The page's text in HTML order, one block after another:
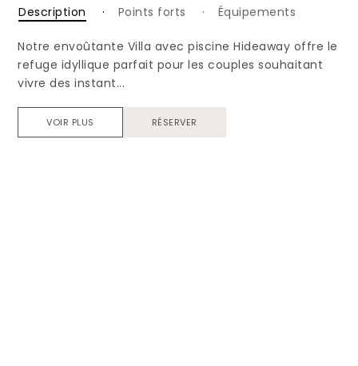
Description Points forts Équipements
Notre envoûtante Villa avec piscine Hideaway offre le
refuge idyllique parfait pour les couples souhaitant
vivre des instant...
VOIR PLUS RÉSERVER